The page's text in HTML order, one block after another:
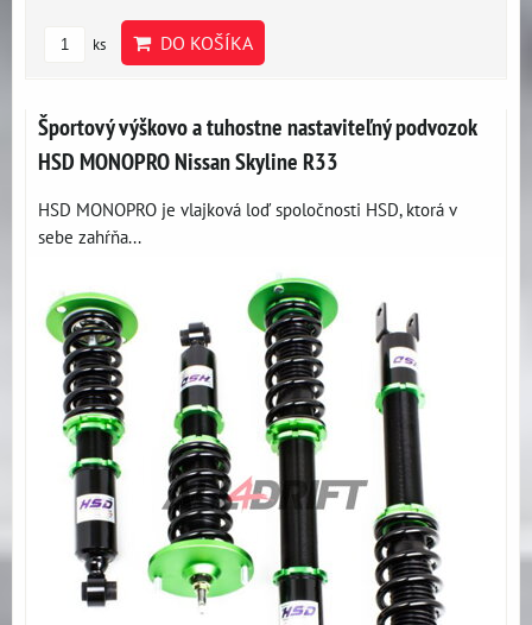
ks DO KOŠÍKA
Športový výškovo a tuhostne nastaviteľný podvozok
HSD MONOPRO Nissan Skyline R33
HSD MONOPRO je vlajková loď spoločnosti HSD, ktorá v
sebe zahŕňa...